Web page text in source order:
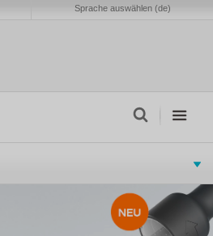
Sprache auswählen (de)